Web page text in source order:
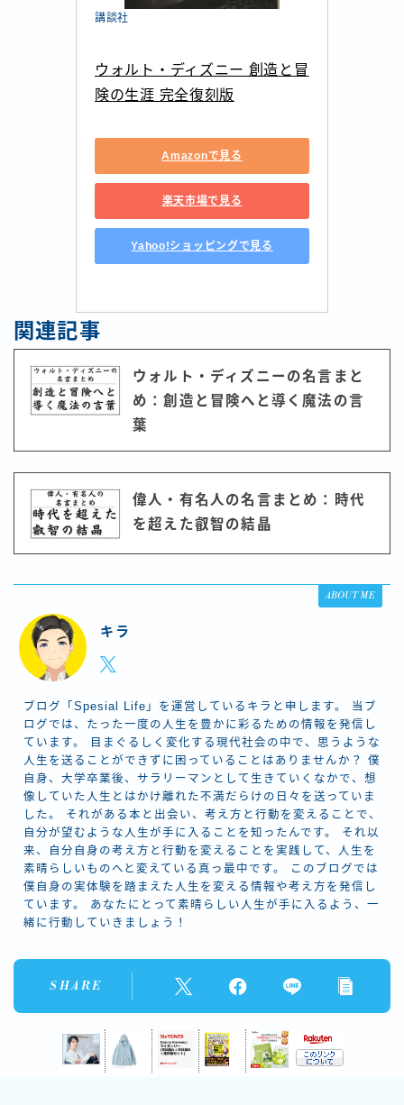
講談社
ウォルト・ディズニー 創造と冒
険の生涯 完全復刻版
Amazonで見る
楽天市場で見る
Yahoo!ショッピングで見る
関連記事
ウォルト・ディズニーの名言まと
め：創造と冒険へと導く魔法の言
葉
偉人・有名人の名言まとめ：時代
を超えた叡智の結晶
ABOUT ME
キラ
ブログ「Spesial Life」を運営しているキラと申します。 当ブ
ログでは、たった一度の人生を豊かに彩るための情報を発信し
ています。 目まぐるしく変化する現代社会の中で、思うような
人生を送ることができずに困っていることはありませんか？ 僕
自身、大学卒業後、サラリーマンとして生きていくなかで、想
像していた人生とはかけ離れた不満だらけの日々を送っていま
した。 それがある本と出会い、考え方と行動を変えることで、
自分が望むような人生が手に入ることを知ったんです。 それ以
来、自分自身の考え方と行動を変えることを実践して、人生を
素晴らしいものへと変えている真っ最中です。 このブログでは
僕自身の実体験を踏まえた人生を変える情報や考え方を発信し
ています。 あなたにとって素晴らしい人生が手に入るよう、一
緒に行動していきましょう！
SHARE